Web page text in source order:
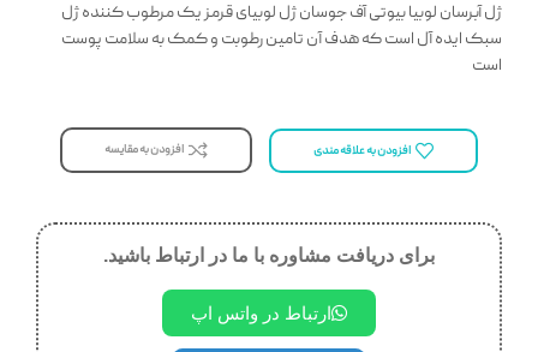
ژل آبرسان لوبیا بیوتی آف جوسان ژل لوبیای قرمز یک مرطوب کننده ژل
سبک ایده آل است که هدف آن تامین رطوبت و کمک به سلامت پوست
است
افزودن به علاقه مندی افزودن به مقایسه
برای دریافت مشاوره با ما در ارتباط باشید.
ارتباط در واتس اپ